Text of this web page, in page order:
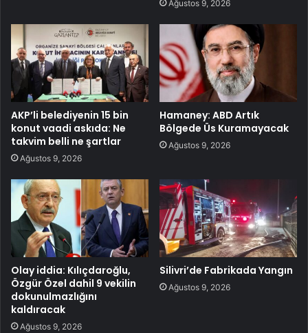
Ağustos 9, 2026
AKP’li belediyenin 15 bin
konut vaadi askıda: Ne
takvim belli ne şartlar
Ağustos 9, 2026
Hamaney: ABD Artık
Bölgede Üs Kuramayacak
Ağustos 9, 2026
Olay iddia: Kılıçdaroğlu,
Özgür Özel dahil 9 vekilin
dokunulmazlığını
kaldıracak
Ağustos 9, 2026
Silivri’de Fabrikada Yangın
Ağustos 9, 2026